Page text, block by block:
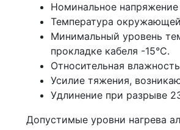
Номинальное
Температура
Минимальный уровень
прокладке кабеля -15°С.
Относительная
Усилие тяжения,
Удлинение при разрыве
Допустимые уровни нагрева